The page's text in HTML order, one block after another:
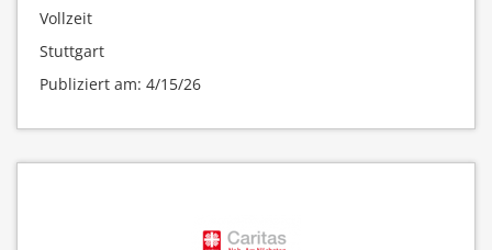
Vollzeit
Stuttgart
Publiziert am: 4/15/26